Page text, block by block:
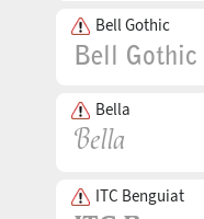
Bell Gothic
Bella
ITC Benguiat